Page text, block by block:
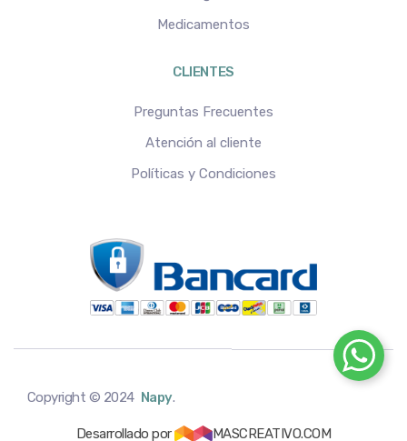
Medicamentos
CLIENTES
Preguntas Frecuentes
Atención al cliente
Políticas y Condiciones
Copyright © 2024 Napy.
Desarrollado por MASCREATIVO.COM